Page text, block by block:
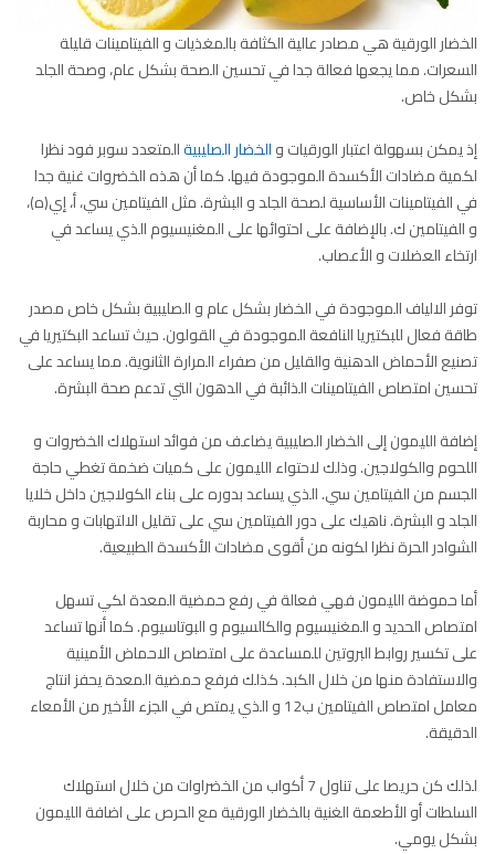
الخضار الورقية هي مصادر عالية الكثافة بالمغذيات و الفيتامينات قليلة
السعرات. مما يجعها فعالة جدا في تحسين الصحة بشكل عام، وصحة الجلد
بشكل خاص.
إذ يمكن بسهولة اعتبار الورقيات والخضار الصليبيةالمتعدد سوبر فود نظرا
لكمية مضادات الأكسدة الموجودة فيها. كما أن هذه الخضروات غنية جدا
في الفيتامينات الأساسية لصحة الجلد و البشرة. مثل الفيتامين سي، أ، إي(ه)،
و الفيتامين ك. بالإضافة على احتوائها على المغنيسيوم الذي يساعد في
ارتخاء العضلات و الأعصاب.
توفر الالياف الموجودة في الخضار بشكل عام و الصليبية بشكل خاص مصدر
طاقة فعال للبكتيريا النافعة الموجودة في القولون. حيث تساعد البكتيريا في
تصنيع الأحماض الدهنية والقليل من صفراء المرارة الثانوية. مما يساعد على
تحسين امتصاص الفيتامينات الذائبة في الدهون التي تدعم صحة البشرة.
إضافة الليمون إلى الخضار الصليبية يضاعف من فوائد استهلاك الخضروات و
اللحوم والكولاجين. وذلك لاحتواء الليمون على كميات ضخمة تغطي حاجة
الجسم من الفيتامين سي. الذي يساعد بدوره على بناء الكولاجين داخل خلايا
الجلد و البشرة. ناهيك على دور الفيتامين سي على تقليل الالتهابات و محاربة
الشوادر الحرة نظرا لكونه من أقوى مضادات الأكسدة الطبيعية.
أما حموضة الليمون فهي فعالة في رفع حمضية المعدة لكي تسهل
امتصاص الحديد و المغنيسيوم والكالسيوم و البوتاسيوم. كما أنها تساعد
على تكسير روابط البروتين للمساعدة على امتصاص الاحماض الأمينية
والاستفادة منها من خلال الكبد. كذلك فرفع حمضية المعدة يحفز انتاج
معامل امتصاص الفيتامين ب12 و الذي يمتص في الجزء الأخير من الأمعاء
الدقيقة.
لذلك كن حريصا على تناول 7 أكواب من الخضراوات من خلال استهلاك
السلطات أو الأطعمة الغنية بالخضار الورقية مع الحرص على اضافة الليمون
بشكل يومي.